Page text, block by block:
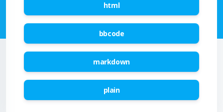
html
bbcode
markdown
plain